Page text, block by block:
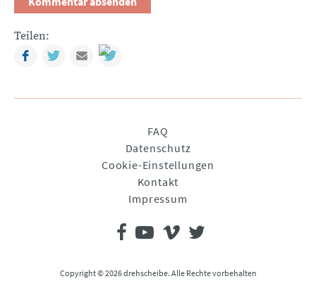
Teilen:
FacebookTwitterMail
FAQ
Datenschutz
Cookie-Einstellungen
Kontakt
Impressum
Copyright © 2026 drehscheibe. Alle Rechte vorbehalten